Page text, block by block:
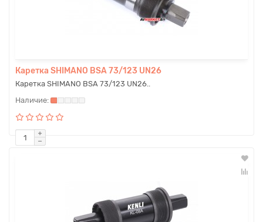
Каретка SHIMANO BSA 73/123 UN26
Каретка SHIMANO BSA 73/123 UN26..